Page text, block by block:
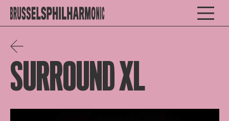
SURROUND XL